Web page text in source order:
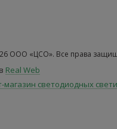
ООО «ЦСО». Все права
Real Web
магазин светодиодных